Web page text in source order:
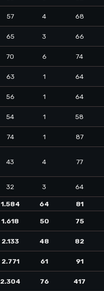
57 4
68
65 3
66
70 6
74
63 1
64
56 1
64
54 1
58
74 1
87
43 4 77
32 3 64
1.584 64
81
1.618 50
75
2.133 48
82
2.771 61
91
2.304 76
417